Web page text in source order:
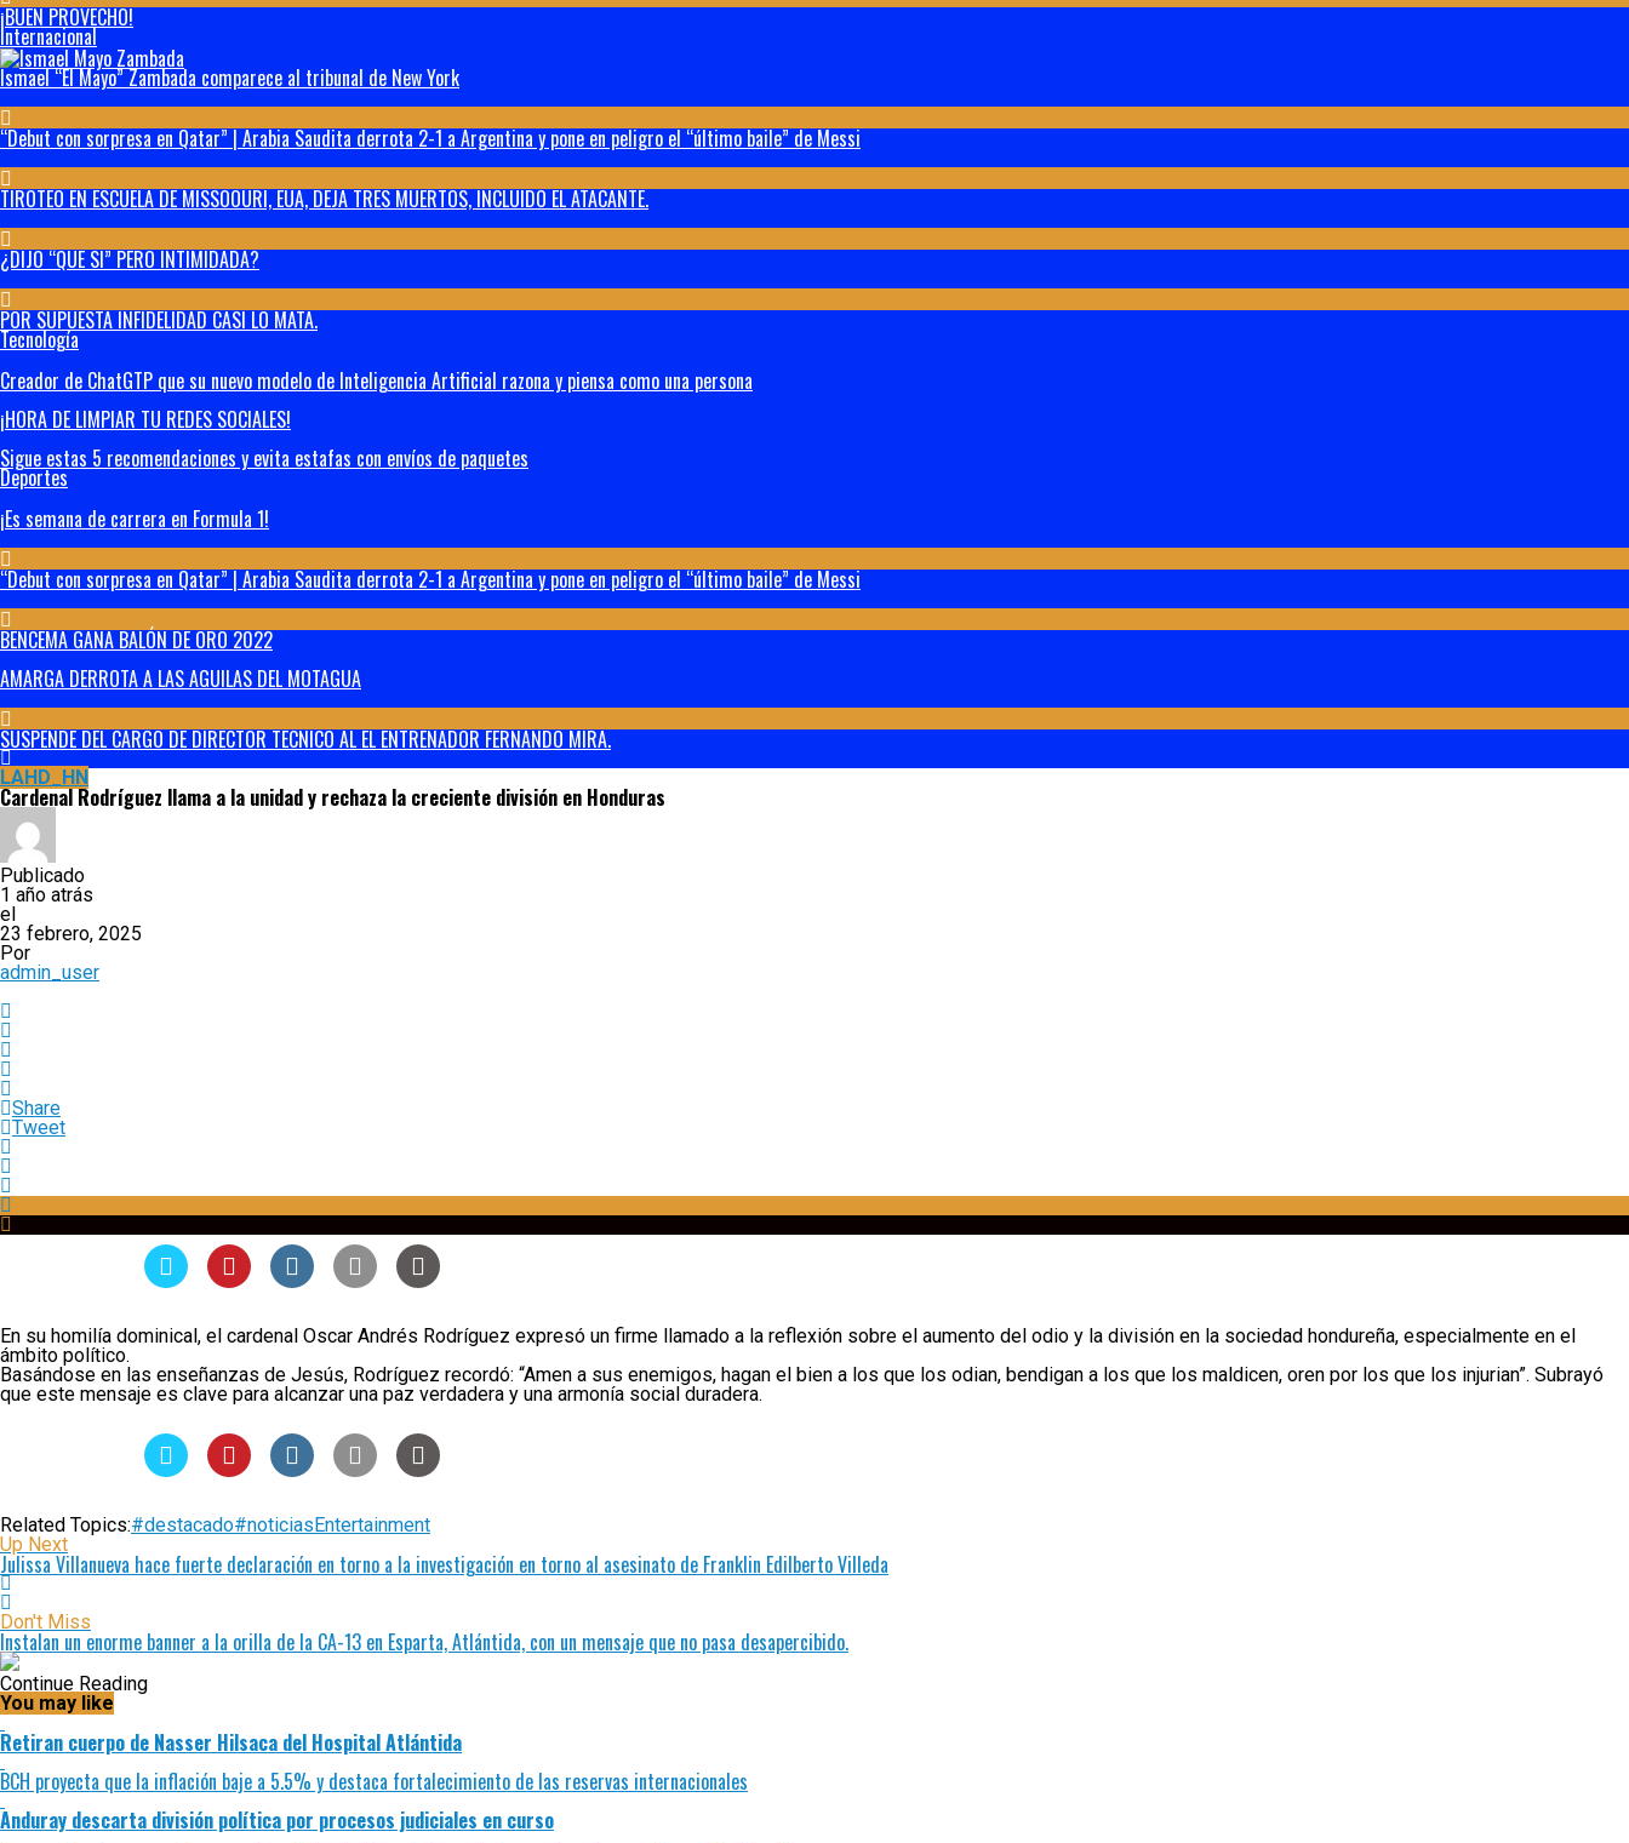
¡BUEN PROVECHO!
Internacional
Ismael “El Mayo” Zambada comparece al tribunal de New York
“Debut con sorpresa en Qatar” | Arabia Saudita derrota 2-1 a Argentina y pone en peligro el “último baile” de Messi
TIROTEO EN ESCUELA DE MISSOOURI, EUA, DEJA TRES MUERTOS, INCLUIDO EL ATACANTE.
¿DIJO “QUE SI” PERO INTIMIDADA?
POR SUPUESTA INFIDELIDAD CASI LO MATA.
Tecnología
Creador de ChatGTP que su nuevo modelo de Inteligencia Artificial razona y piensa como una persona
¡HORA DE LIMPIAR TU REDES SOCIALES!
Sigue estas 5 recomendaciones y evita estafas con envíos de paquetes
Deportes
¡Es semana de carrera en Formula 1!
“Debut con sorpresa en Qatar” | Arabia Saudita derrota 2-1 a Argentina y pone en peligro el “último baile” de Messi
BENCEMA GANA BALÓN DE ORO 2022
AMARGA DERROTA A LAS AGUILAS DEL MOTAGUA
SUSPENDE DEL CARGO DE DIRECTOR TECNICO AL EL ENTRENADOR FERNANDO MIRA.
LAHD_HN
Cardenal Rodríguez llama a la unidad y rechaza la creciente división en Honduras
Publicado
1 año atrás
el
23 febrero, 2025
Por
admin_user
Share
Tweet
En su homilía dominical, el cardenal Óscar Andrés Rodríguez expresó un firme llamado a la reflexión sobre el aumento del odio y la división en la sociedad hondureña, especialmente en el
ámbito político.
Basándose en las enseñanzas de Jesús, Rodríguez recordó: “Amen a sus enemigos, hagan el bien a los que los odian, bendigan a los que los maldicen, oren por los que los injurian”. Subrayó
que este mensaje es clave para alcanzar una paz verdadera y una armonía social duradera.
Related Topics:#destacado#noticiasEntertainment
Up Next
Julissa Villanueva hace fuerte declaración en torno a la investigación en torno al asesinato de Franklin Edilberto Villeda
Don't Miss
Instalan un enorme banner a la orilla de la CA-13 en Esparta, Atlántida, con un mensaje que no pasa desapercibido.
Continue Reading
You may like
Retiran cuerpo de Nasser Hilsaca del Hospital Atlántida
BCH proyecta que la inflación baje a 5.5% y destaca fortalecimiento de las reservas internacionales
Anduray descarta división política por procesos judiciales en curso